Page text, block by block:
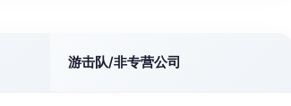
游击队/非专营公司